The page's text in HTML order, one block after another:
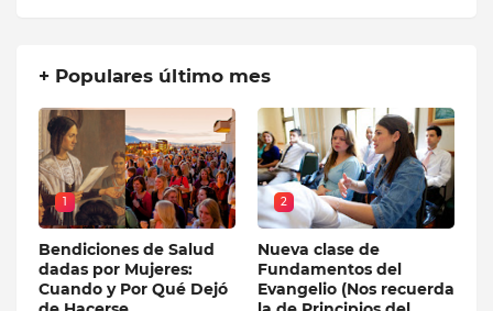
+ Populares último mes
1
Bendiciones de Salud
dadas por Mujeres:
Cuando y Por Qué Dejó
2
Nueva clase de
Fundamentos del
Evangelio (Nos recuerda